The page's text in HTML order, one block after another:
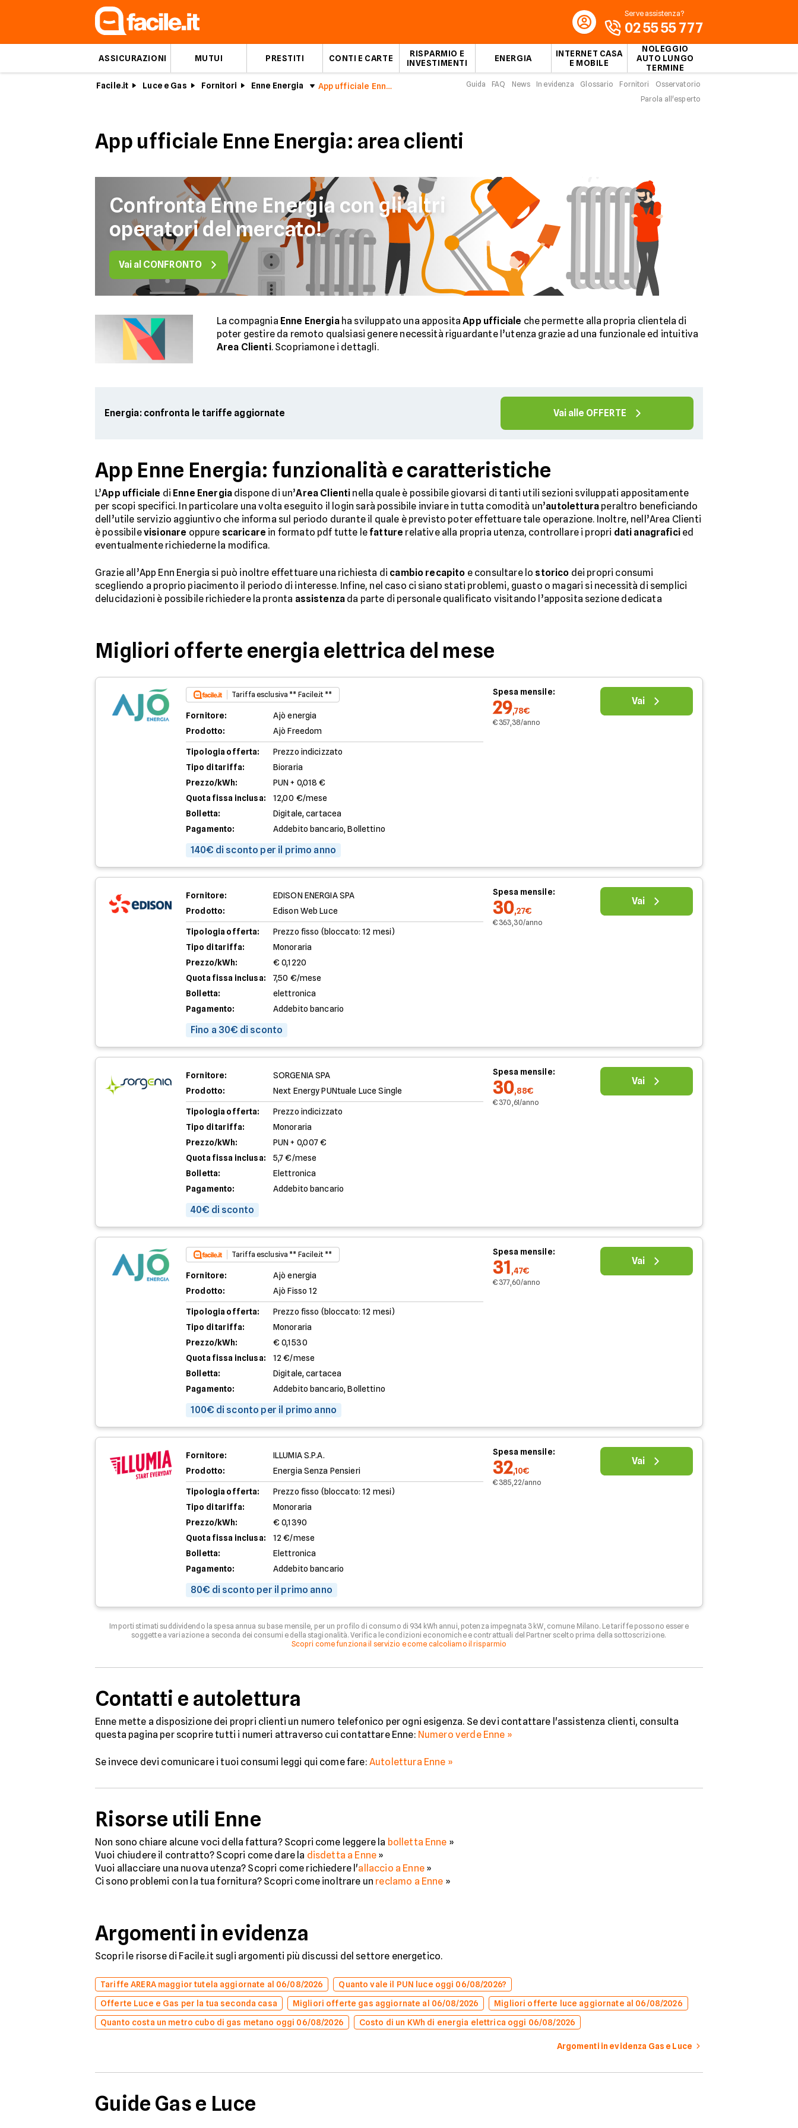
ASSICURAZIONI MUTUI PRESTITI CONTI E CARTE
RISPARMIO E
INVESTIMENTI
ENERGIA
INTERNET CASA
E MOBILE
NOLEGGIO
AUTO LUNGO
TERMINE
Serve assistenza?
02 55 55 777
Facile.it Luce e Gas Fornitori Enne Energia App ufficiale Enne Energia Guida FAQ News In evidenza Glossario Fornitori
Osservatorio
Parola all'esperto
App ufficiale Enne Energia: area clienti
Confronta Enne Energia con gli altri
operatori del mercato!
Vai al CONFRONTO
La compagnia Enne Energiaha sviluppato una appositaApp ufficiale che permette alla propria clientela di
poter gestire da remoto qualsiasi genere necessità riguardante l’utenza grazie ad una funzionale ed intuitiva
Area Clienti. Scopriamone i dettagli.
Energia: confronta le tariffe aggiornate Vai alle OFFERTE
App Enne Energia: funzionalità e caratteristiche
L’App ufficiale di Enne Energiadispone di un’Area Clienti nella quale è possibile giovarsi di tanti utili sezioni sviluppati appositamente
per scopi specifici. In particolare una volta eseguito il login sarà possibile inviare in tutta comodità un’autolettura peraltro beneficiando
dell’utile servizio aggiuntivo che informa sul periodo durante il quale è previsto poter effettuare tale operazione. Inoltre, nell’Area Clienti
è possibilevisionare oppure scaricare in formato pdf tutte lefatture relative alla propria utenza, controllare i propri dati anagraficied
eventualmente richiederne la modifica.
Grazie all’App Enn Energia si può inoltre effettuare una richiesta di cambio recapito e consultare lo storico dei propri consumi
scegliendo a proprio piacimento il periodo di interesse. Infine, nel caso ci siano stati problemi, guasto o magari si necessità di semplici
delucidazioni è possibile richiedere la pronta assistenza da parte di personale qualificato visitando l’apposita sezione dedicata
Migliori offerte energia elettrica del mese
Tariffa esclusiva ** Facile.it **
Fornitore:
Ajò energia
Prodotto:
Ajò Freedom
Tipologia offerta:
Prezzo indicizzato
Tipo di tariffa:
Bioraria
Prezzo/kWh:
PUN + 0,018 €
Quota fissa inclusa:
12,00 €/mese
Bolletta:
Digitale, cartacea
Pagamento:
Addebito bancario, Bollettino
140€ di sconto per il primo anno
Spesa mensile:
29,78€
€ 357,38/anno
Vai
Fornitore:
EDISON ENERGIA SPA
Prodotto:
Edison Web Luce
Tipologia offerta:
Prezzo fisso (bloccato: 12 mesi)
Tipo di tariffa:
Monoraria
Prezzo/kWh:
€ 0,1220
Quota fissa inclusa:
7,50 €/mese
Bolletta:
elettronica
Pagamento:
Addebito bancario
Fino a 30€ di sconto
Spesa mensile:
30,27€
€ 363,30/anno
Vai
Fornitore:
SORGENIA SPA
Prodotto:
Next Energy PUNtuale Luce Single
Tipologia offerta:
Prezzo indicizzato
Tipo di tariffa:
Monoraria
Prezzo/kWh:
PUN + 0,007 €
Quota fissa inclusa:
5,7 €/mese
Bolletta:
Elettronica
Pagamento:
Addebito bancario
40€ di sconto
Spesa mensile:
30,88€
€ 370,61/anno
Vai
Tariffa esclusiva ** Facile.it **
Fornitore:
Ajò energia
Prodotto:
Ajò Fisso 12
Tipologia offerta:
Prezzo fisso (bloccato: 12 mesi)
Tipo di tariffa:
Monoraria
Prezzo/kWh:
€ 0,1530
Quota fissa inclusa:
12 €/mese
Bolletta:
Digitale, cartacea
Pagamento:
Addebito bancario, Bollettino
100€ di sconto per il primo anno
Spesa mensile:
31,47€
€ 377,60/anno
Vai
Fornitore:
ILLUMIA S.P.A.
Prodotto:
Energia Senza Pensieri
Tipologia offerta:
Prezzo fisso (bloccato: 12 mesi)
Tipo di tariffa:
Monoraria
Prezzo/kWh:
€ 0,1390
Quota fissa inclusa:
12 €/mese
Bolletta:
Elettronica
Pagamento:
Addebito bancario
80€ di sconto per il primo anno
Spesa mensile:
32,10€
€ 385,22/anno
Vai
Importi stimati suddividendo la spesa annua su base mensile, per un profilo di consumo di 934 kWh annui, potenza impegnata 3 kW, comune Milano. Le tariffe possono essere
soggette a variazione a seconda dei consumi e della stagionalità. Verifica le condizioni economiche e contrattuali del Partner scelto prima della sottoscrizione.
Scopri come funziona il servizio e come calcoliamo il risparmio
Contatti e autolettura
Enne mette a disposizione dei propri clienti un numero telefonico per ogni esigenza. Se devi contattare l'assistenza clienti, consulta
questa pagina per scoprire tutti i numeri attraverso cui contattare Enne: Numero verde Enne »
Se invece devi comunicare i tuoi consumi leggi qui come fare: Autolettura Enne »
Risorse utili Enne
Non sono chiare alcune voci della fattura? Scopri come leggere la bolletta Enne »
Vuoi chiudere il contratto? Scopri come dare la disdetta a Enne »
Vuoi allacciare una nuova utenza? Scopri come richiedere l'allaccio a Enne»
Ci sono problemi con la tua fornitura? Scopri come inoltrare un reclamo a Enne »
Argomenti in evidenza
Scopri le risorse di Facile.it sugli argomenti più discussi del settore energetico.
Tariffe ARERA maggior tutela aggiornate al 06/08/2026
Quanto vale il PUN luce oggi 06/08/2026?
Offerte Luce e Gas per la tua seconda casa
Migliori offerte gas aggiornate al 06/08/2026
Migliori offerte luce aggiornate al 06/08/2026
Quanto costa un metro cubo di gas metano oggi 06/08/2026
Costo di un KWh di energia elettrica oggi 06/08/2026
Argomenti in evidenza Gas e Luce
Guide Gas e Luce